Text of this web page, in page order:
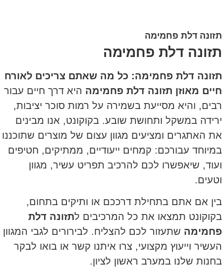
תזונה דלת פחמימה
תזונה דלת פחמימה
תזונה דלת פחמימה: כל מה שאתם צריכים לאורח
חיים מאוזן תזונה דלת פחמימה היא דרך חיים עבור
רבים, והיא מסייעת בשמירה על רמות סוכר יציבות,
ירידה במשקל ותחושת שובע. בקוקונט, אנו מבינים
את האתגרים ומציעים מגוון עצום של מוצרים שתוכננו
במיוחד עבורכם: קמחים ייעודיים, ממתיקים, חטיפים
ועוד, שיאפשרו לכם להרכיב תפריט עשיר, מגוון
וטעים.
בין אם אתם בתחילת דרככם או ותיקים בתחום,
בקוקונט תמצאו את כל המרכיבים לתזונה דלת
פחמימה שתעזור לכם להצליח. לבירורים לגבי המגוון
העשיר וייעוץ מקצועי, צרו איתנו קשר או בואו לבקר
בחנות שלנו במערב ראשון לציון.